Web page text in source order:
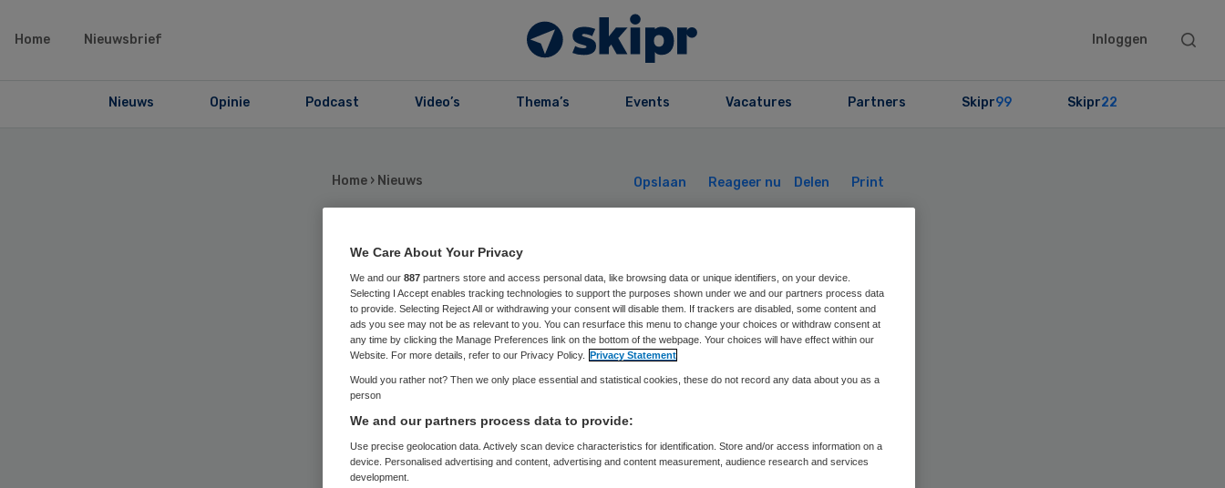
Home Nieuwsbrief Inloggen
Search
Nieuws Opinie Podcast Video’s Thema’s Events Vacatures Partners Skipr99 Skipr22
Home › Nieuws Opslaan Reageer nu Delen Print
Otwin van Dijk
voorzitter rvt
Patiëntenfederatie
Nederland
We Care About Your Privacy
We and our 887 partners store and access personal data, like browsing data or unique identifiers, on your device.
Selecting I Accept enables tracking technologies to support the purposes shown under we and our partners process data
to provide. Selecting Reject All or withdrawing your consent will disable them. If trackers are disabled, some content and
ads you see may not be as relevant to you. You can resurface this menu to change your choices or withdraw consent at
any time by clicking the Manage Preferences link on the bottom of the webpage. Your choices will have effect within our
Website. For more details, refer to our Privacy Policy. Privacy Statement
Would you rather not? Then we only place essential and statistical cookies, these do not record any data about you as a
person
We and our partners process data to provide:
Use precise geolocation data. Actively scan device characteristics for identification. Store and/or access information on a
device. Personalised advertising and content, advertising and content measurement, audience research and services
development.